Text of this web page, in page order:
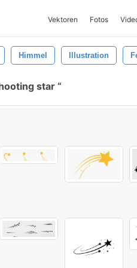
Vektoren Fotos
Himmel Illustration
star